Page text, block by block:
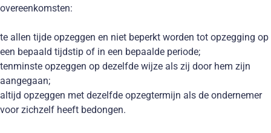
overeenkomsten:
te allen tijde opzeggen en niet beperkt worden tot opzegging op
een bepaald tijdstip of in een bepaalde periode;
tenminste opzeggen op dezelfde wijze als zij door hem zijn
aangegaan;
altijd opzeggen met dezelfde opzegtermijn als de ondernemer
voor zichzelf heeft bedongen.